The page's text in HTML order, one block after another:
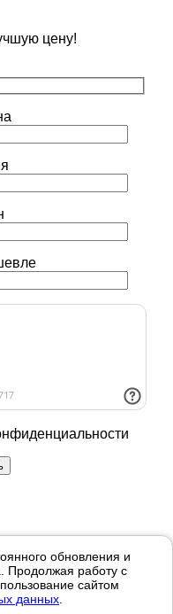
цену!
обновления и
Продолжая работу с
сайтом
данных